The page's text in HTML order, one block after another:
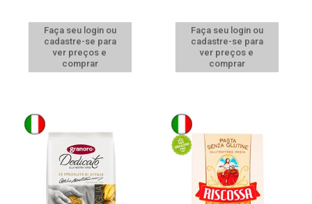
Faça seu login ou
cadastre-se para
ver preços e
comprar
Faça seu login ou
cadastre-se para
ver preços e
comprar